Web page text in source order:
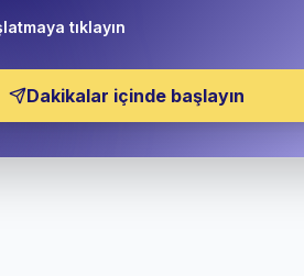
tıklayın
Dakikalar içinde başlayın